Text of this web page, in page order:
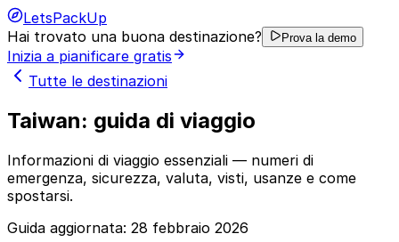
LetsPackUp
Hai trovato una buona destinazione?
Prova la demo
Inizia a pianificare gratis
Tutte le destinazioni
Taiwan: guida di viaggio
Informazioni di viaggio essenziali — numeri di
emergenza, sicurezza, valuta, visti, usanze e come
spostarsi.
Guida aggiornata: 28 febbraio 2026